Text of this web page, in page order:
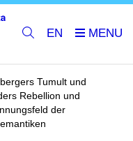
EN
Tumult und
Rebellion und
der